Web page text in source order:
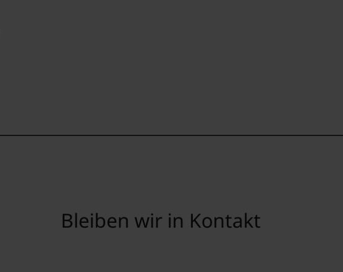
Bleiben wir in Kontakt